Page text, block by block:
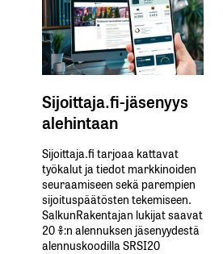
Sijoittaja.fi-jäsenyys
alehintaan
Sijoittaja.fi tarjoaa kattavat
työkalut ja tiedot markkinoiden
seuraamiseen sekä parempien
sijoituspäätösten tekemiseen.
SalkunRakentajan lukijat saavat
20 %:n alennuksen jäsenyydestä
alennuskoodilla SRSI20